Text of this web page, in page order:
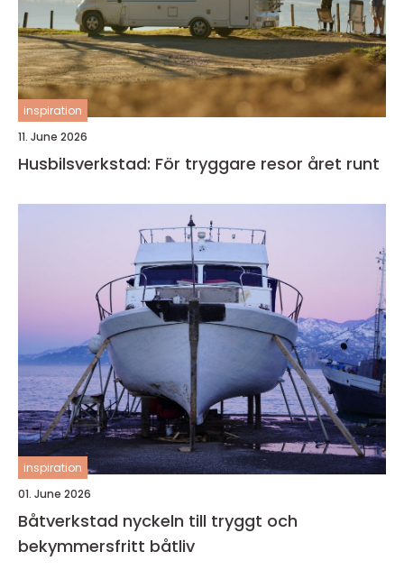
inspiration
11. June 2026
Husbilsverkstad: För tryggare resor året runt
inspiration
01. June 2026
Båtverkstad nyckeln till tryggt och
bekymmersfritt båtliv